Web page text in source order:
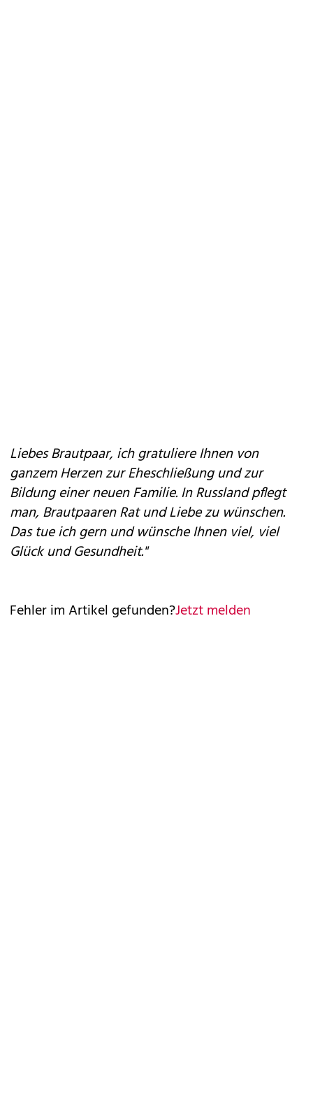
Liebes Brautpaar, ich gratuliere Ihnen von
ganzem Herzen zur Eheschließung und zur
Bildung einer neuen Familie. In Russland pflegt
man, Brautpaaren Rat und Liebe zu wünschen.
Das tue ich gern und wünsche Ihnen viel, viel
Glück und Gesundheit."
Fehler im Artikel gefunden?Jetzt melden